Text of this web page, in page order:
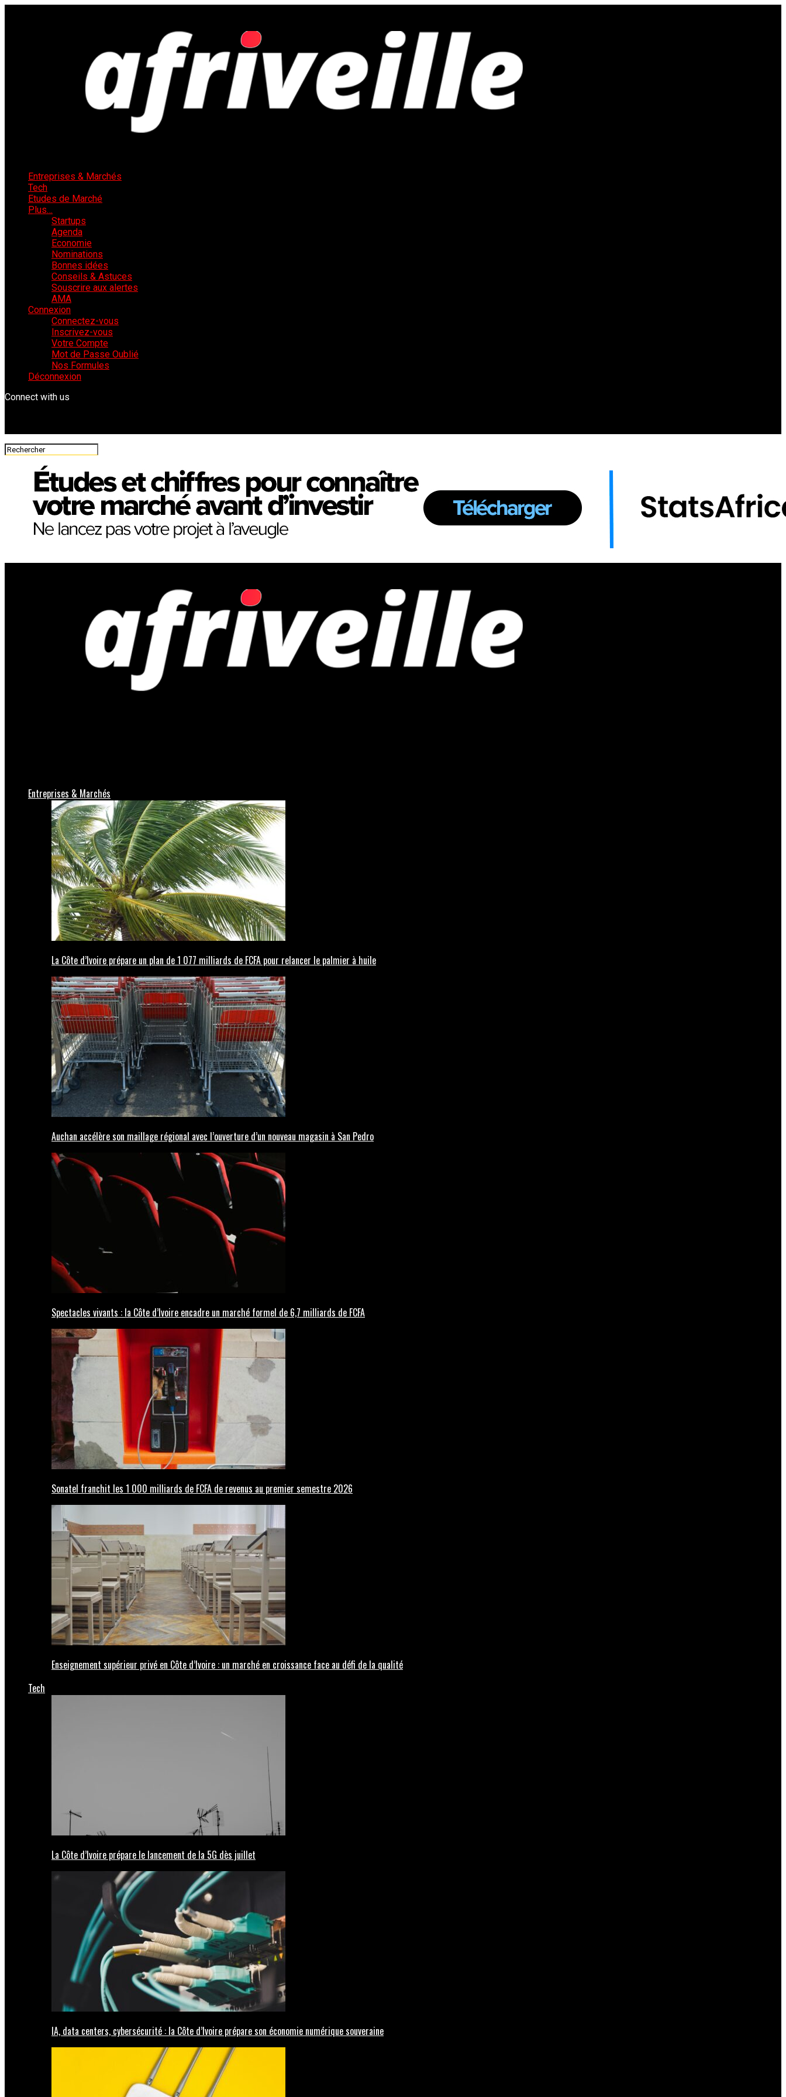
Entreprises & Marchés
Tech
Etudes de Marché
Plus…
Startups
Agenda
Economie
Nominations
Bonnes idées
Conseils & Astuces
Souscrire aux alertes
AMA
Connexion
Connectez-vous
Inscrivez-vous
Votre Compte
Mot de Passe Oublié
Nos Formules
Déconnexion
Connect with us
Entreprises & Marchés
La Côte d’Ivoire prépare un plan de 1 077 milliards de FCFA pour relancer le palmier à huile
Auchan accélère son maillage régional avec l’ouverture d’un nouveau magasin à San Pedro
Spectacles vivants : la Côte d’Ivoire encadre un marché formel de 6,7 milliards de FCFA
Sonatel franchit les 1 000 milliards de FCFA de revenus au premier semestre 2026
Enseignement supérieur privé en Côte d’Ivoire : un marché en croissance face au défi de la qualité
Tech
La Côte d’Ivoire prépare le lancement de la 5G dès juillet
IA, data centers, cybersécurité : la Côte d’Ivoire prépare son économie numérique souveraine